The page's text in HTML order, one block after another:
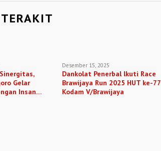
Gelar
Insan
Desember 15, 2025
Dankolat Penerbal lkuti Race
Brawijaya Run 2025 HUT ke-77
Kodam V/Brawijaya